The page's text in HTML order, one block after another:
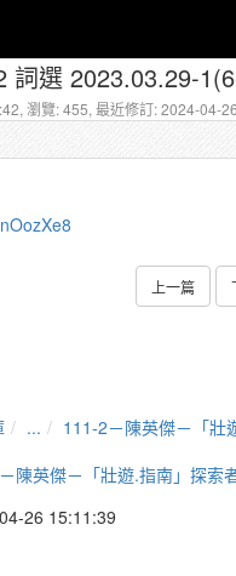
詞選 2023.03.29-
瀏覽: 455, 最近修訂: 2024-04-26
上一篇
...
111-2－陳英傑－「壯
陳英傑－「壯遊.指南」探索
26 15:11:39